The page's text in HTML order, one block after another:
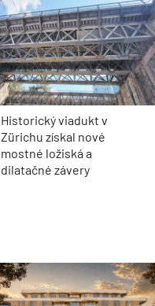
Historický viadukt v
Zürichu získal nové
mostné ložiská a
dilatačné závery